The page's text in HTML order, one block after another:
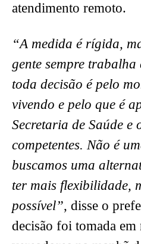
atendimento remoto.
“A medida é rígida,
gente sempre trabalha
toda decisão é pelo
vivendo e pelo que é
Secretaria de Saúde e
competentes. Não é
buscamos uma
ter mais flexibilidade,
possível”, disse o
decisão foi tomada